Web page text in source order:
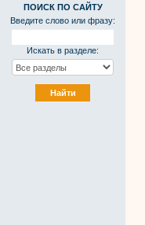
ПОИСК ПО САЙТУ
Введите слово или фразу:
Искать в разделе: